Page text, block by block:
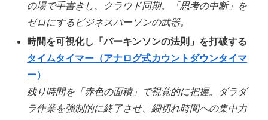
の場で手書きし、クラウド同期。「思考の中断」を
ゼロにするビジネスパーソンの武器。
時間を可視化し「パーキンソンの法則」を打破する
タイムタイマー（アナログ式カウントダウンタイマ
ー）
残り時間を「赤色の面積」で視覚的に把握。ダラダ
ラ作業を強制的に終了させ、細切れ時間への集中力